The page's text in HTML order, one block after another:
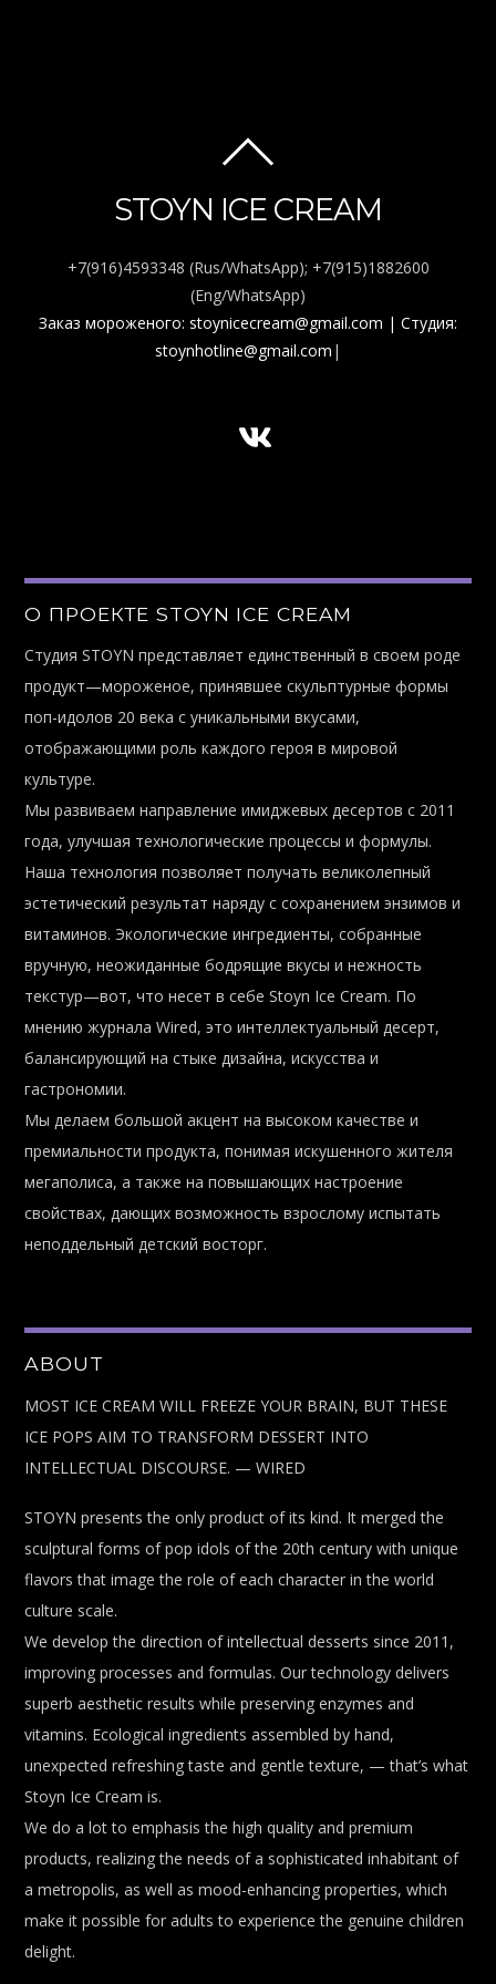
TOP
STOYN ICE CREAM
+7(916)4593348 (Rus/WhatsApp); +7(915)1882600
(Eng/WhatsApp)
Заказ мороженого: stoynicecream@gmail.com | Студия:
stoynhotline@gmail.com |
О ПРОЕКТЕ STOYN ICE CREAM
Студия STOYN представляет единственный в своем роде
продукт—мороженое, принявшее скульптурные формы
поп-идолов 20 века с уникальными вкусами,
отображающими роль каждого героя в мировой
культуре.
Мы развиваем направление имиджевых десертов с 2011
года, улучшая технологические процессы и формулы.
Наша технология позволяет получать великолепный
эстетический результат наряду с сохранением энзимов и
витаминов. Экологические ингредиенты, собранные
вручную, неожиданные бодрящие вкусы и нежность
текстур—вот, что несет в себе Stoyn Ice Cream. По
мнению журнала Wired, это интеллектуальный десерт,
балансирующий на стыке дизайна, искусства и
гастрономии.
Мы делаем большой акцент на высоком качестве и
премиальности продукта, понимая искушенного жителя
мегаполиса, а также на повышающих настроение
свойствах, дающих возможность взрослому испытать
неподдельный детский восторг.
ABOUT
MOST ICE CREAM WILL FREEZE YOUR BRAIN, BUT THESE
ICE POPS AIM TO TRANSFORM DESSERT INTO
INTELLECTUAL DISCOURSE. — WIRED
STOYN presents the only product of its kind. It merged the
sculptural forms of pop idols of the 20th century with unique
flavors that image the role of each character in the world
culture scale.
We develop the direction of intellectual desserts since 2011,
improving processes and formulas. Our technology delivers
superb aesthetic results while preserving enzymes and
vitamins. Ecological ingredients assembled by hand,
unexpected refreshing taste and gentle texture, — that’s what
Stoyn Ice Cream is.
We do a lot to emphasis the high quality and premium
products, realizing the needs of a sophisticated inhabitant of
a metropolis, as well as mood-enhancing properties, which
make it possible for adults to experience the genuine children
delight.